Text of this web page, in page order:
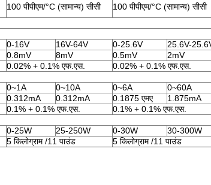
100 पीपीएम/°C (सामान्य) सीसी
100 पीपीएम/°C (सामान्य) सीसी
0-16V 16V-64V 0-25.6V
25.6V-
0.8mV 8mV 0.5mV
2mV
0.02% + 0.1% एफ.एस.
0.02% + 0.1% एफ.एस.
0~1A 0~10A 0~6A
0~60A
0.312mA 0.312mA 0.1875 एमए
1.875mA
0.1% + 0.1% एफ.एस.
0.1% + 0.1% एफ.एस.
0-25W 25-250W 0-30W
30-300W
5 किलोग्राम /11 पाउंड 5 किलोग्राम /11 पाउंड